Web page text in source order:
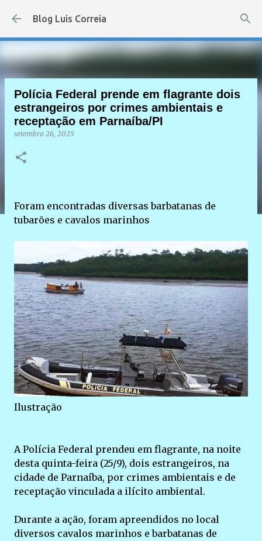
Pular para o conteúdo principal
Blog Luis Correia
Polícia Federal prende em flagrante dois
estrangeiros por crimes ambientais e
receptação em Parnaíba/PI
setembro 26, 2025
Foram encontradas diversas barbatanas de
tubarões e cavalos marinhos
Ilustração
A Polícia Federal prendeu em flagrante, na noite
desta quinta-feira (25/9), dois estrangeiros, na
cidade de Parnaíba, por crimes ambientais e de
receptação vinculada a ilícito ambiental.
Durante a ação, foram apreendidos no local
diversos cavalos marinhos e barbatanas de